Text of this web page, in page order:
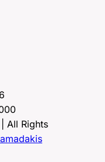
All Rights